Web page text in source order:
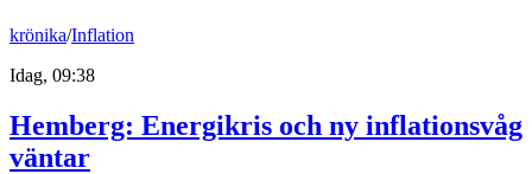
krönika/Inflation
Idag, 09:38
Hemberg: Energikris och ny inflationsvåg
väntar